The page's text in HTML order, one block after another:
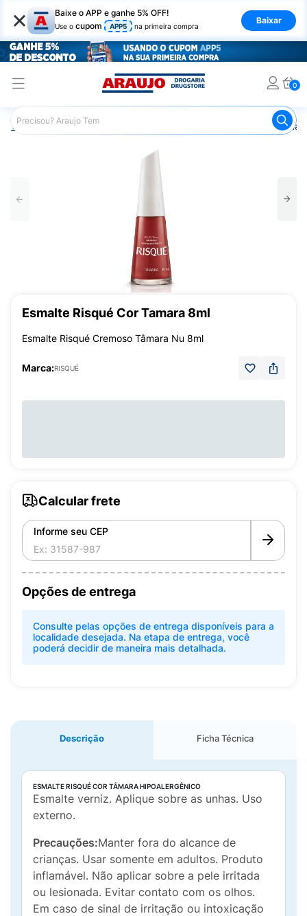
× Baixe o APP e ganhe 5% OFF!
Use o cupom APP5 na primeira compra
Baixar
0
Araujo Beleza e Cuidados
Esmalte Risqué Cor Tamara 8ml
Esmalte Risqué Cremoso Tâmara Nu 8ml
Marca:RISQUÉ
Calcular frete
Informe seu CEP
Opções de entrega
Consulte pelas opções de entrega disponíveis para a
localidade desejada. Na etapa de entrega, você
poderá decidir de maneira mais detalhada.
Descrição Ficha Técnica
ESMALTE RISQUÉ COR TÂMARA HIPOALERGÊNICO
Esmalte verniz. Aplique sobre as unhas. Uso
externo.
Precauções:Manter fora do alcance de
crianças. Usar somente em adultos. Produto
inflamável. Não aplicar sobre a pele irritada
ou lesionada. Evitar contato com os olhos.
Em caso de sinal de irritação ou intoxicação